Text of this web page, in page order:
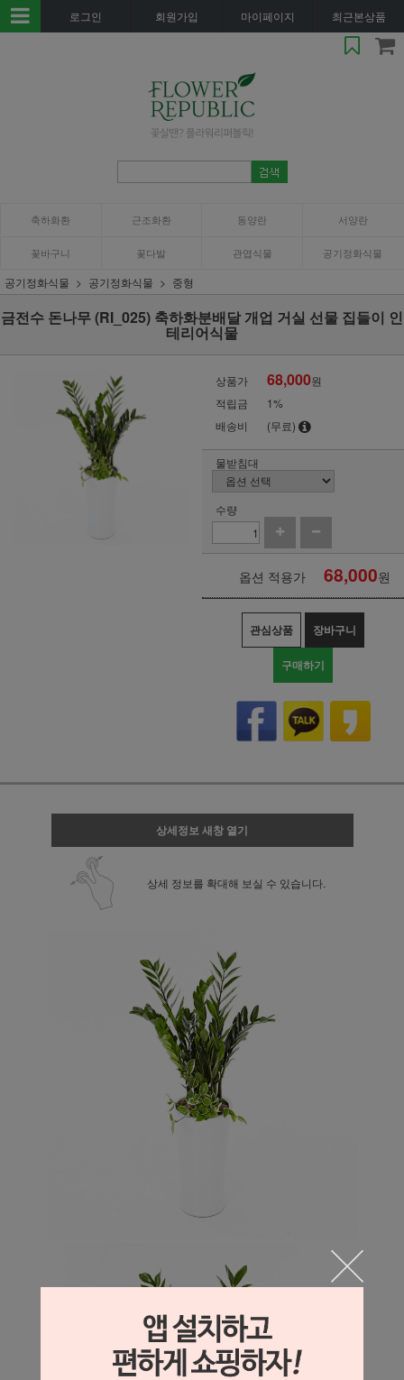
로그인 회원가입 마이페이지 최근본상품
축하화환 근조화환 동양란 서양란
꽃바구니 꽃다발 관엽식물 공기정화식물
공기정화식물 공기정화식물 중형
금전수 돈나무 (RI_025) 축하화분배달 개업 거실 선물 집들이 인
테리어식물
상품가 68,000원
적립금
1%
배송비
(무료)
물받침대
수량
옵션 적용가 68,000원
관심상품 장바구니
구매하기
상세정보 새창 열기
상세 정보를 확대해 보실 수 있습니다.